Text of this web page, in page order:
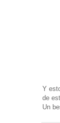
Y
de
Un